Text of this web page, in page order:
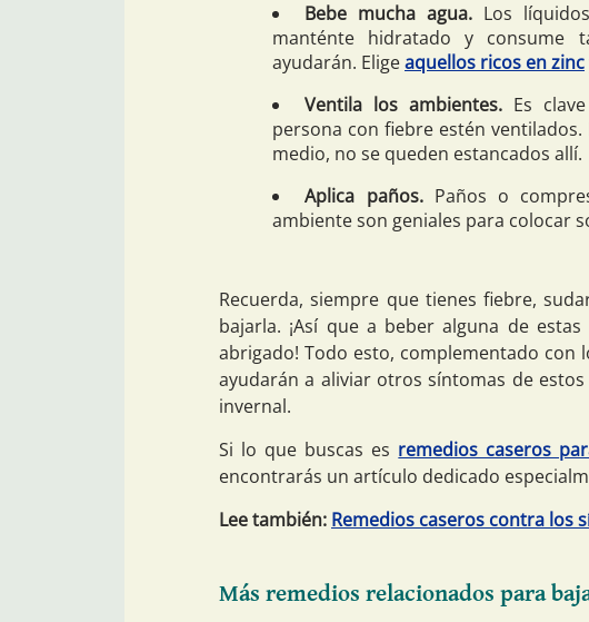
Bebe mucha agua. Los
manténte hidratado y consume
ayudarán. Eligeaquellos ricos en zinc
Ventila los ambientes.Es
persona con fiebre estén
medio, no se queden estancados allí.
Aplica paños.Paños o
ambiente son geniales para colocar
Recuerda, siempre que tienes fiebre,
bajarla. ¡Así que a beber alguna de
abrigado! Todo esto, complementado con
ayudarán a aliviar otros síntomas de
invernal.
Si lo que buscas es remedios caseros
encontrarás un artículo dedicado
Lee también: Remedios caseros contra los
Más remedios relacionados para